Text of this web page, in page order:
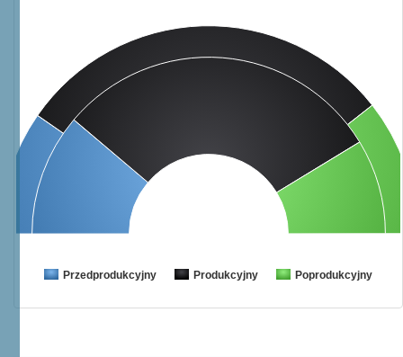
Przedprodukcyjny Produkcyjny Poprodukcyjny